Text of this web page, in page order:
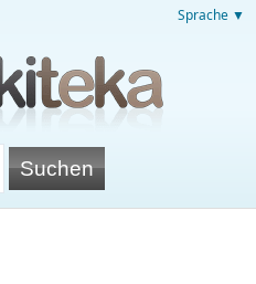
Sprache ▼